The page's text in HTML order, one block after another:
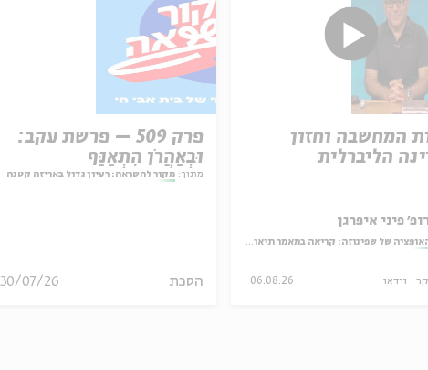
פרק 509 – פרשת עקב:
וּבְאַהֲרֹן הִתְאַנַּף
מתוך: מקור להשראה: רעיון גדול באריזה קטנה
הסכת 30/07/26
המחשבה וחזון
הליברלית
פיני איפרגן
של שפינוזה: קריאה במאמר תיאולוגי־מדיני
וידאו 06.08.26